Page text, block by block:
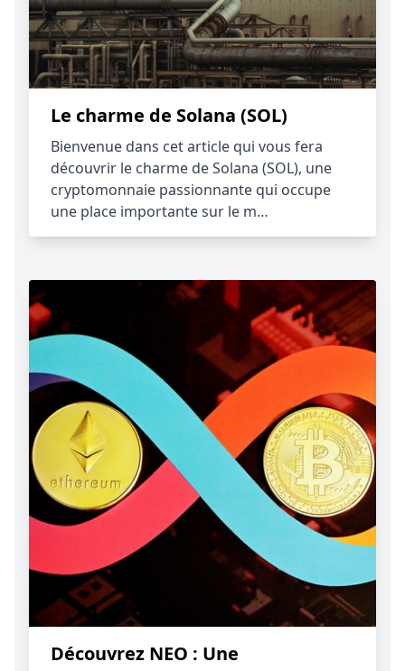
Le charme de Solana (SOL)
Bienvenue dans cet article qui vous fera
découvrir le charme de Solana (SOL), une
cryptomonnaie passionnante qui occupe
une place importante sur le m…
Découvrez NEO : Une